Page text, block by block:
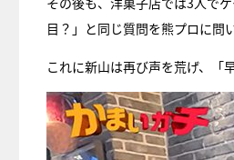
目？」と同じ質問を熊プロに問
これに新山は再び声を荒げ、「